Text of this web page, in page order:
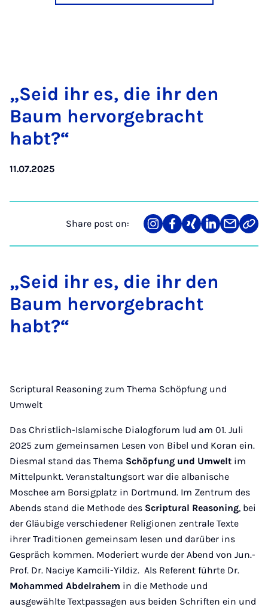
„Seid ihr es, die ihr den
Baum her­vorge­b­racht
habt?“
11.07.2025
Share post on:
Share
on
Teilen
auf
Teilen
auf
Teilen
auf
Teilen
über
Link
„Seid ihr es, die ihr den
Baum hervorgebracht
habt?“
Scriptural Reasoning zum Thema Schöpfung und
Umwelt
Das Christlich-Islamische Dialogforum lud am 01. Juli
2025 zum gemeinsamen Lesen von Bibel und Koran ein.
Diesmal stand das Thema Schöpfung und Umwelt im
Mittelpunkt. Veranstaltungsort war die albanische
Moschee am Borsigplatz in Dortmund. Im Zentrum des
Abends stand die Methode des Scriptural Reasoning, bei
der Gläubige verschiedener Religionen zentrale Texte
ihrer Traditionen gemeinsam lesen und darüber ins
Gespräch kommen. Moderiert wurde der Abend von Jun.-
Prof. Dr. Naciye Kamcili-Yildiz. Als Referent führte Dr.
Mohammed Abdelrahem in die Methode und
ausgewählte Textpassagen aus beiden Schriften ein und